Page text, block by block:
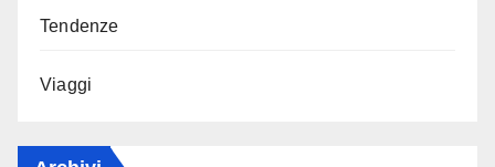
Tendenze
Viaggi